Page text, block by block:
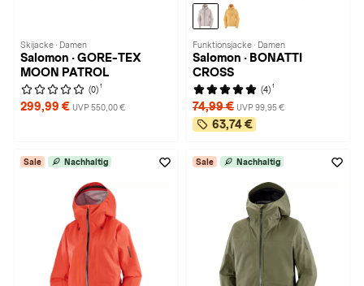
Skijacke · Damen
Salomon · GORE-TEX
MOON PATROL
(0) 1
299,99 € UVP 550,00 €
Funktionsjacke · Damen
Salomon · BONATTI
CROSS
(4) 1
74,99 € UVP 99,95 €
63,74 €
Sale Nachhaltig Sale Nachhaltig